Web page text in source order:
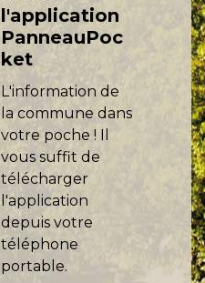
l'application
PanneauPoc
ket
L'information de
la commune dans
votre poche ! Il
vous suffit de
télécharger
l'application
depuis votre
téléphone
portable.